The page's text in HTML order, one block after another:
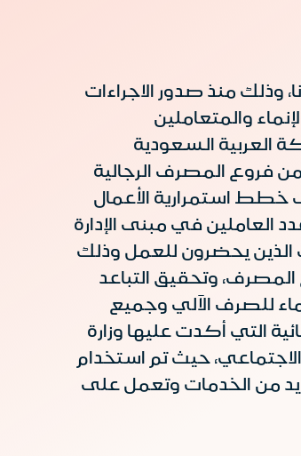
وذلك منذ صدور الاجراءات
والمتعاملين
العربية السعودية
من فروع المصرف الرجالية
خطط استمرارية الأعمال
في مبنى الإدارة
الذين يحضرون للعمل وذلك
وتحقيق التباعد
للصرف الآلي وجميع
التي أكدت عليها وزارة
حيث تم استخدام
من الخدمات وتعمل على